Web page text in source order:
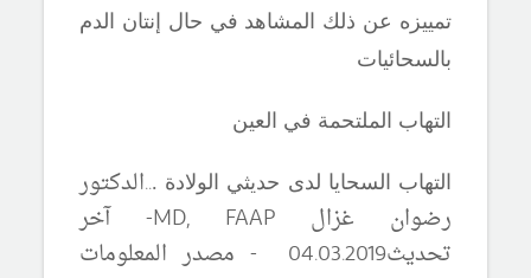
تمييزه عن ذلك المشاهد في حال إنتان الدم
بالسحائيات
التهاب الملتحمة في العين
التهاب السحايا لدى حديثي الولادة ...الدكتور
رضوان غزال MD, FAAP
-آخر
تحديث04
.03.20
19 - مصدر المعلومات